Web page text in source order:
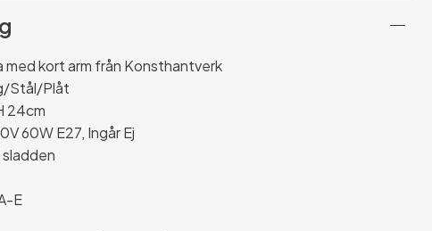
med kort arm från Konsthantverk
Stål/Plåt
24cm
60W E27, Ingår Ej
E